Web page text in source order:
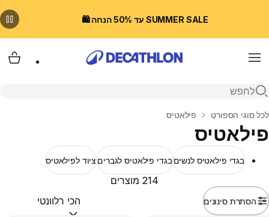
SUMMER SALE עד 50% הנחה 🛍️
Menu
פתיחת חיפוש
בית
לכל סוגי הספורט פילאטיס
פילאטיס
בגדי פילאטיס לנשים בגדי פילאטיס לגברים ציוד לפילאטיס
הסתרת סינונים
214 מוצרים
מיין לפי:(optional)